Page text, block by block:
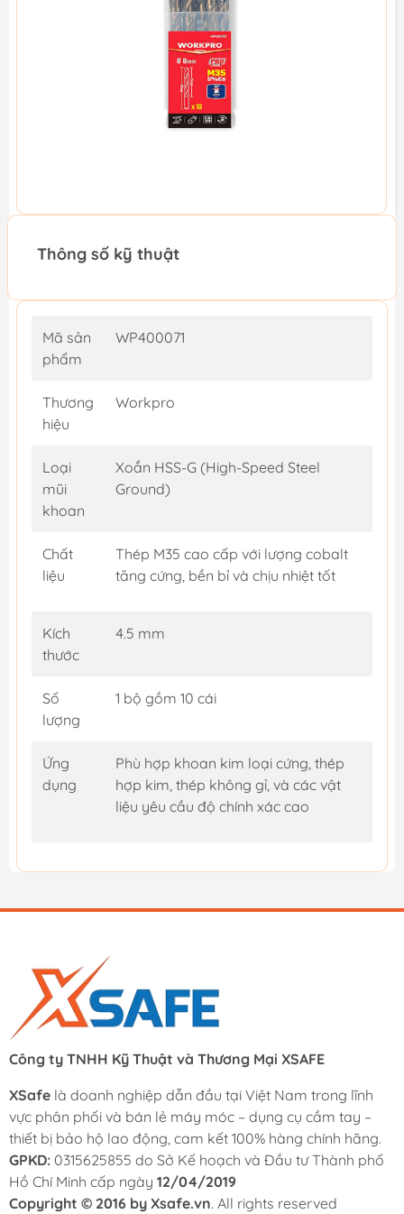
Thông số kỹ thuật
Mã sản
phẩm
WP400071
Thương
hiệu
Workpro
Loại
mũi
khoan
Xoắn HSS-G (High-Speed Steel
Ground)
Chất
liệu
Thép M35 cao cấp với lượng cobalt
tăng cứng, bền bỉ và chịu nhiệt tốt
Kích
thước
4.5 mm
Số
lượng
1 bộ gồm 10 cái
Ứng
dụng
Phù hợp khoan kim loại cứng, thép
hợp kim, thép không gỉ, và các vật
liệu yêu cầu độ chính xác cao
Công ty TNHH Kỹ Thuật và Thương Mại XSAFE
XSafe là doanh nghiệp dẫn đầu tại Việt Nam trong lĩnh
vực phân phối và bán lẻ máy móc – dụng cụ cầm tay –
thiết bị bảo hộ lao động, cam kết 100% hàng chính hãng.
GPKD: 0315625855 do Sở Kế hoạch và Đầu tư Thành phố
Hồ Chí Minh cấp ngày 12/04/2019
Copyright © 2016 by Xsafe.vn. All rights reserved